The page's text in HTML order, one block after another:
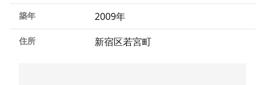
築年 2009年
住所 新宿区若宮町